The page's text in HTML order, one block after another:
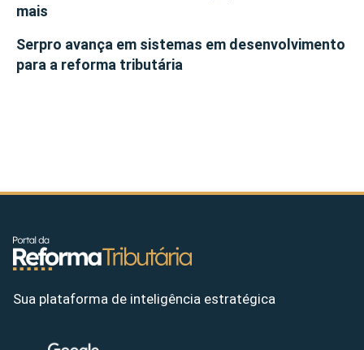
mais
Serpro avança em sistemas em desenvolvimento
para a reforma tributária
Sua plataforma de inteligência estratégica